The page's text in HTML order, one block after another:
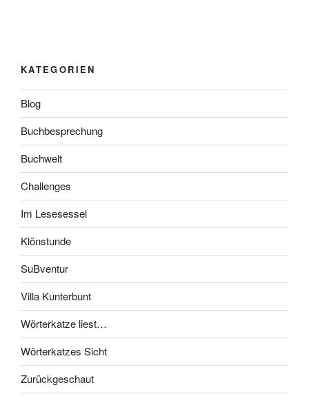
KATEGORIEN
Blog
Buchbesprechung
Buchwelt
Challenges
Im Lesesessel
Klönstunde
SuBventur
Villa Kunterbunt
Wörterkatze liest…
Wörterkatzes Sicht
Zurückgeschaut